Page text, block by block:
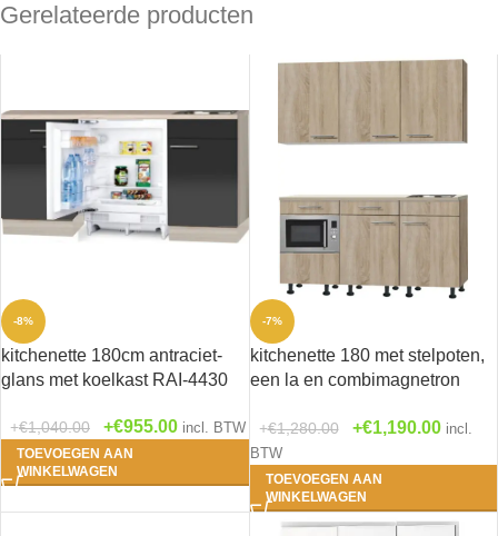
Gerelateerde producten
-8%
kitchenette 180cm antraciet-
glans met koelkast RAI-4430
€1,040.00 €955.00 incl. BTW
TOEVOEGEN AAN
WINKELWAGEN
-7%
kitchenette 180 met stelpoten,
een la en combimagnetron
€1,280.00 €1,190.00 incl.
BTW
TOEVOEGEN AAN
WINKELWAGEN